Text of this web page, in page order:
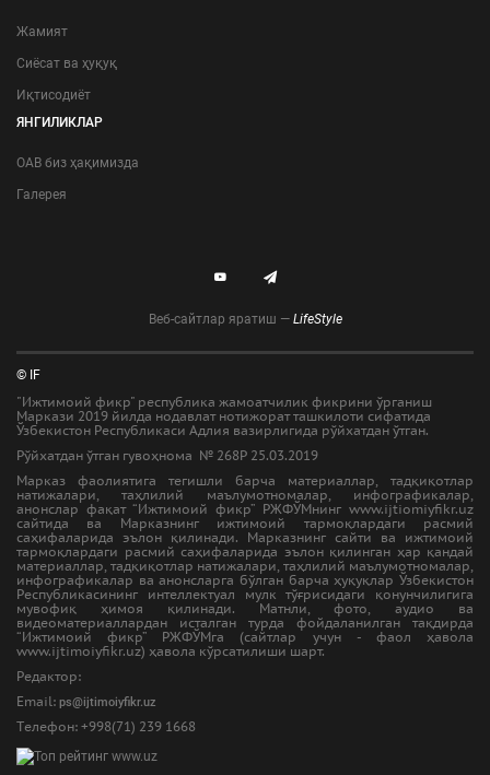
Жамият
Сиёсат ва ҳуқуқ
Иқтисодиёт
ЯНГИЛИКЛАР
ОАВ биз ҳақимизда
Галерея
Веб-сайтлар яратиш — LifeStyle
© IF
"Ижтимоий фикр" республика жамоатчилик фикрини ўрганиш
Маркази 2019 йилда нодавлат нотижорат ташкилоти сифатида
Ўзбекистон Республикаси Адлия вазирлигида рўйхатдан ўтган.
Рўйхатдан ўтган гувоҳнома № 268Р 25.03.2019
Марказ фаолиятига тегишли барча материаллар, тадқиқотлар
натижалари, таҳлилий маълумотномалар, инфографикалар,
анонслар фақат “Ижтимоий фикр” РЖФЎМнинг www.ijtiomiyfikr.uz
сайтида ва Марказнинг ижтимоий тармоқлардаги расмий
саҳифаларида эълон қилинади. Марказнинг сайти ва ижтимоий
тармоқлардаги расмий саҳифаларида эълон қилинган ҳар қандай
материаллар, тадқиқотлар натижалари, таҳлилий маълумотномалар,
инфографикалар ва анонсларга бўлган барча ҳуқуқлар Ўзбекистон
Республикасининг интеллектуал мулк тўғрисидаги қонунчилигига
мувофиқ ҳимоя қилинади. Матнли, фото, аудио ва
видеоматериаллардан исталган турда фойдаланилган тақдирда
“Ижтимоий фикр” РЖФЎМга (сайтлар учун - фаол ҳавола
www.ijtimoiyfikr.uz) ҳавола кўрсатилиши шарт.
Редактор:
Email: ps@ijtimoiyfikr.uz
Tелефон: +998(71) 239 1668